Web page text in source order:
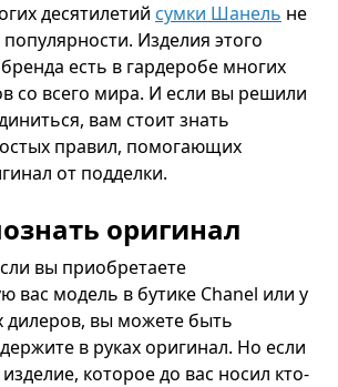
десятилетий сумки Шанель не
Изделия этого
есть в гардеробе многих
со всего мира. И если вы решили
вам стоит знать
правил, помогающих
от подделки.
оригинал
вы приобретаете
вас модель в бутике Chanel или у
вы можете быть
в руках оригинал. Но если
которое до вас носил кто-